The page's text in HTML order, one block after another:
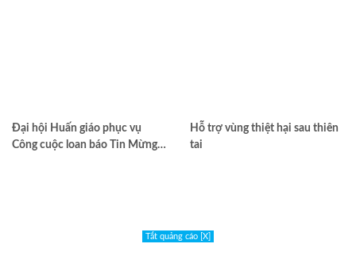
Đại hội Huấn giáo phục vụ
Công cuộc loan báo Tin Mừng
Hỗ trợ vùng thiệt hại sau thiên
tai
Tắt quảng cáo [X]